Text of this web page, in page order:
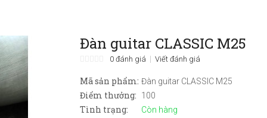
Đàn guitar CLASSIC M25
0 đánh giá Viết đánh giá
Mã sản phẩm: Đàn guitar CLASSIC M25
Điểm thưởng: 100
Tình trạng: Còn hàng